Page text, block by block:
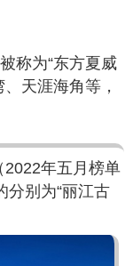
称为“东方夏威
天涯海角等，
2022年五月榜单
分别为“丽江古